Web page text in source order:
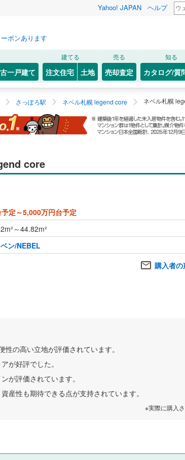
Yahoo! JAPAN ヘルプ
ポンあります
一戸建て
建てる
注文住宅 土地
売る
売却査定
知る
カタログ/質
さっぽろ駅 ネベル札幌 legend core ネベル札幌
core
定～5,000万円台予定
～44.82m²
ン/NEBEL
購入者
の高い立地が評価されています。
が好評でした。
が評価されています。
産性も期待できる点が支持されています。
※実際に購入